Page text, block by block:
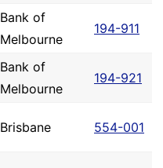
Bank of
Melbourne
194-911
Bank of
Melbourne
194-921
Brisbane 554-001